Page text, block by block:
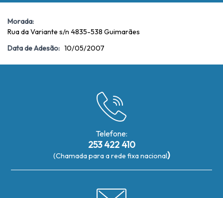
Morada:
Rua da Variante s/n 4835-538 Guimarães
Data de Adesão: 10/05/2007
Telefone:
253 422 410
(Chamada para a rede fixa nacional)